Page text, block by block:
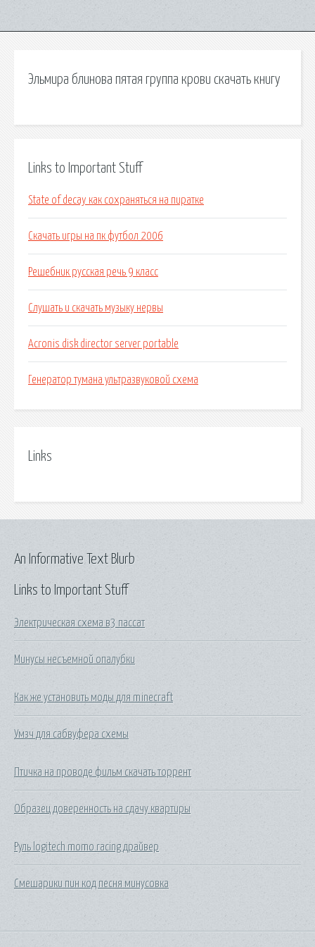
Эльмира блинова пятая группа крови скачать книгу
Links to Important Stuff
State of decay как сохраняться на пиратке
Скачать игры на пк футбол 2006
Решебник русская речь 9 класс
Слушать и скачать музыку нервы
Acronis disk director server portable
Генератор тумана ультразвуковой схема
Links
Links to Important Stuff
Электрическая схема в3 пассат
Минусы несъемной опалубки
Как же установить моды для minecraft
Умзч для сабвуфера схемы
Птичка на проводе фильм скачать торрент
Образец доверенность на сдачу квартиры
Руль logitech momo racing драйвер
Смешарики пин код песня минусовка
An Informative Text Blurb